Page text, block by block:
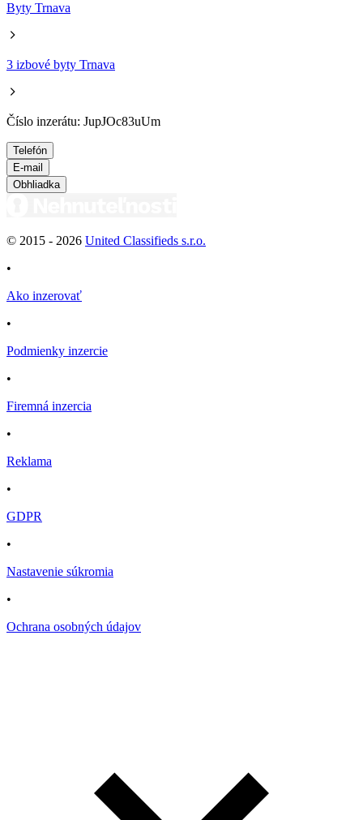
Byty Trnava
3 izbové byty Trnava
Číslo inzerátu: JupJOc83uUm
Telefón
E-mail
Obhliadka
© 2015 - 2026 United Classifieds s.r.o.
•
Ako inzerovať
•
Podmienky inzercie
•
Firemná inzercia
•
Reklama
•
GDPR
•
Nastavenie súkromia
•
Ochrana osobných údajov